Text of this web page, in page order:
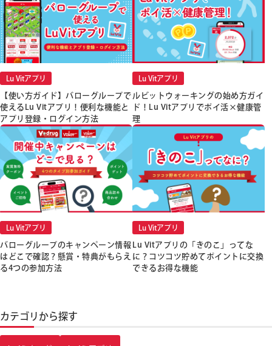
Lu Vitアプリ
【使い方ガイド】バローグループで
使えるLu Vitアプリ！便利な機能と
アプリ登録・ログイン方法
Lu Vitアプリ
ルビットウォーキングの始め方ガイ
ド！Lu Vitアプリでポイ活×健康管
理
Lu Vitアプリ
バローグループのキャンペーン情報
はどこで確認？懸賞・特典がもらえ
る4つの参加方法
Lu Vitアプリ
Lu Vitアプリの「きのこ」ってな
に？コツコツ貯めてポイントに交換
できるお得な機能
カテゴリから探す